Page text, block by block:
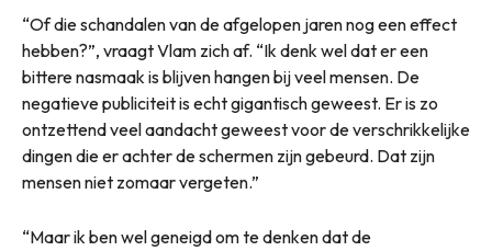
“Of die schandalen van de afgelopen jaren nog een effect
hebben?”, vraagt Vlam zich af. “Ik denk wel dat er een
bittere nasmaak is blijven hangen bij veel mensen. De
negatieve publiciteit is echt gigantisch geweest. Er is zo
ontzettend veel aandacht geweest voor de verschrikkelijke
dingen die er achter de schermen zijn gebeurd. Dat zijn
mensen niet zomaar vergeten.”
“Maar ik ben wel geneigd om te denken dat de